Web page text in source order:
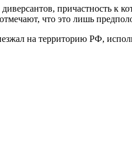
причастность
что это лишь
на территорию РФ,